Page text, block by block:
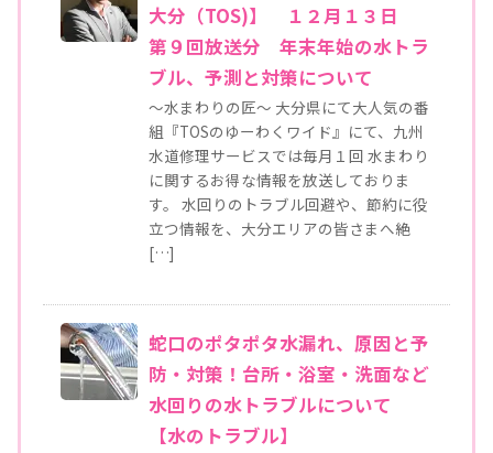
大分（TOS)】 １２月１３日
第９回放送分 年末年始の水トラ
ブル、予測と対策について
～水まわりの匠～ 大分県にて大人気の番
組『TOSのゆーわくワイド』にて、九州
水道修理サービスでは毎月１回 水まわり
に関するお得な情報を放送しておりま
す。 水回りのトラブル回避や、節約に役
立つ情報を、大分エリアの皆さまへ絶
[…]
蛇口のポタポタ水漏れ、原因と予
防・対策！台所・浴室・洗面など
水回りの水トラブルについて
【水のトラブル】